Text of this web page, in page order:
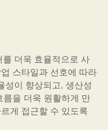
더욱 효율적으로 사
스타일과 선호에 따라
성이 향상되고, 생산성
을 더욱 원활하게 만
게 접근할 수 있도록